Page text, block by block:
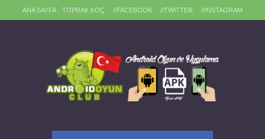
ANA SAYFA TOPRAK KOÇ //FACEBOOK //TWITTER //INSTAGRAM